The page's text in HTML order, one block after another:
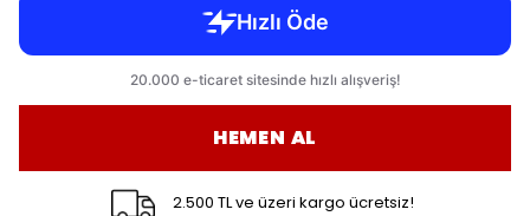
HEMEN AL
2.500 TL ve üzeri kargo ücretsiz!